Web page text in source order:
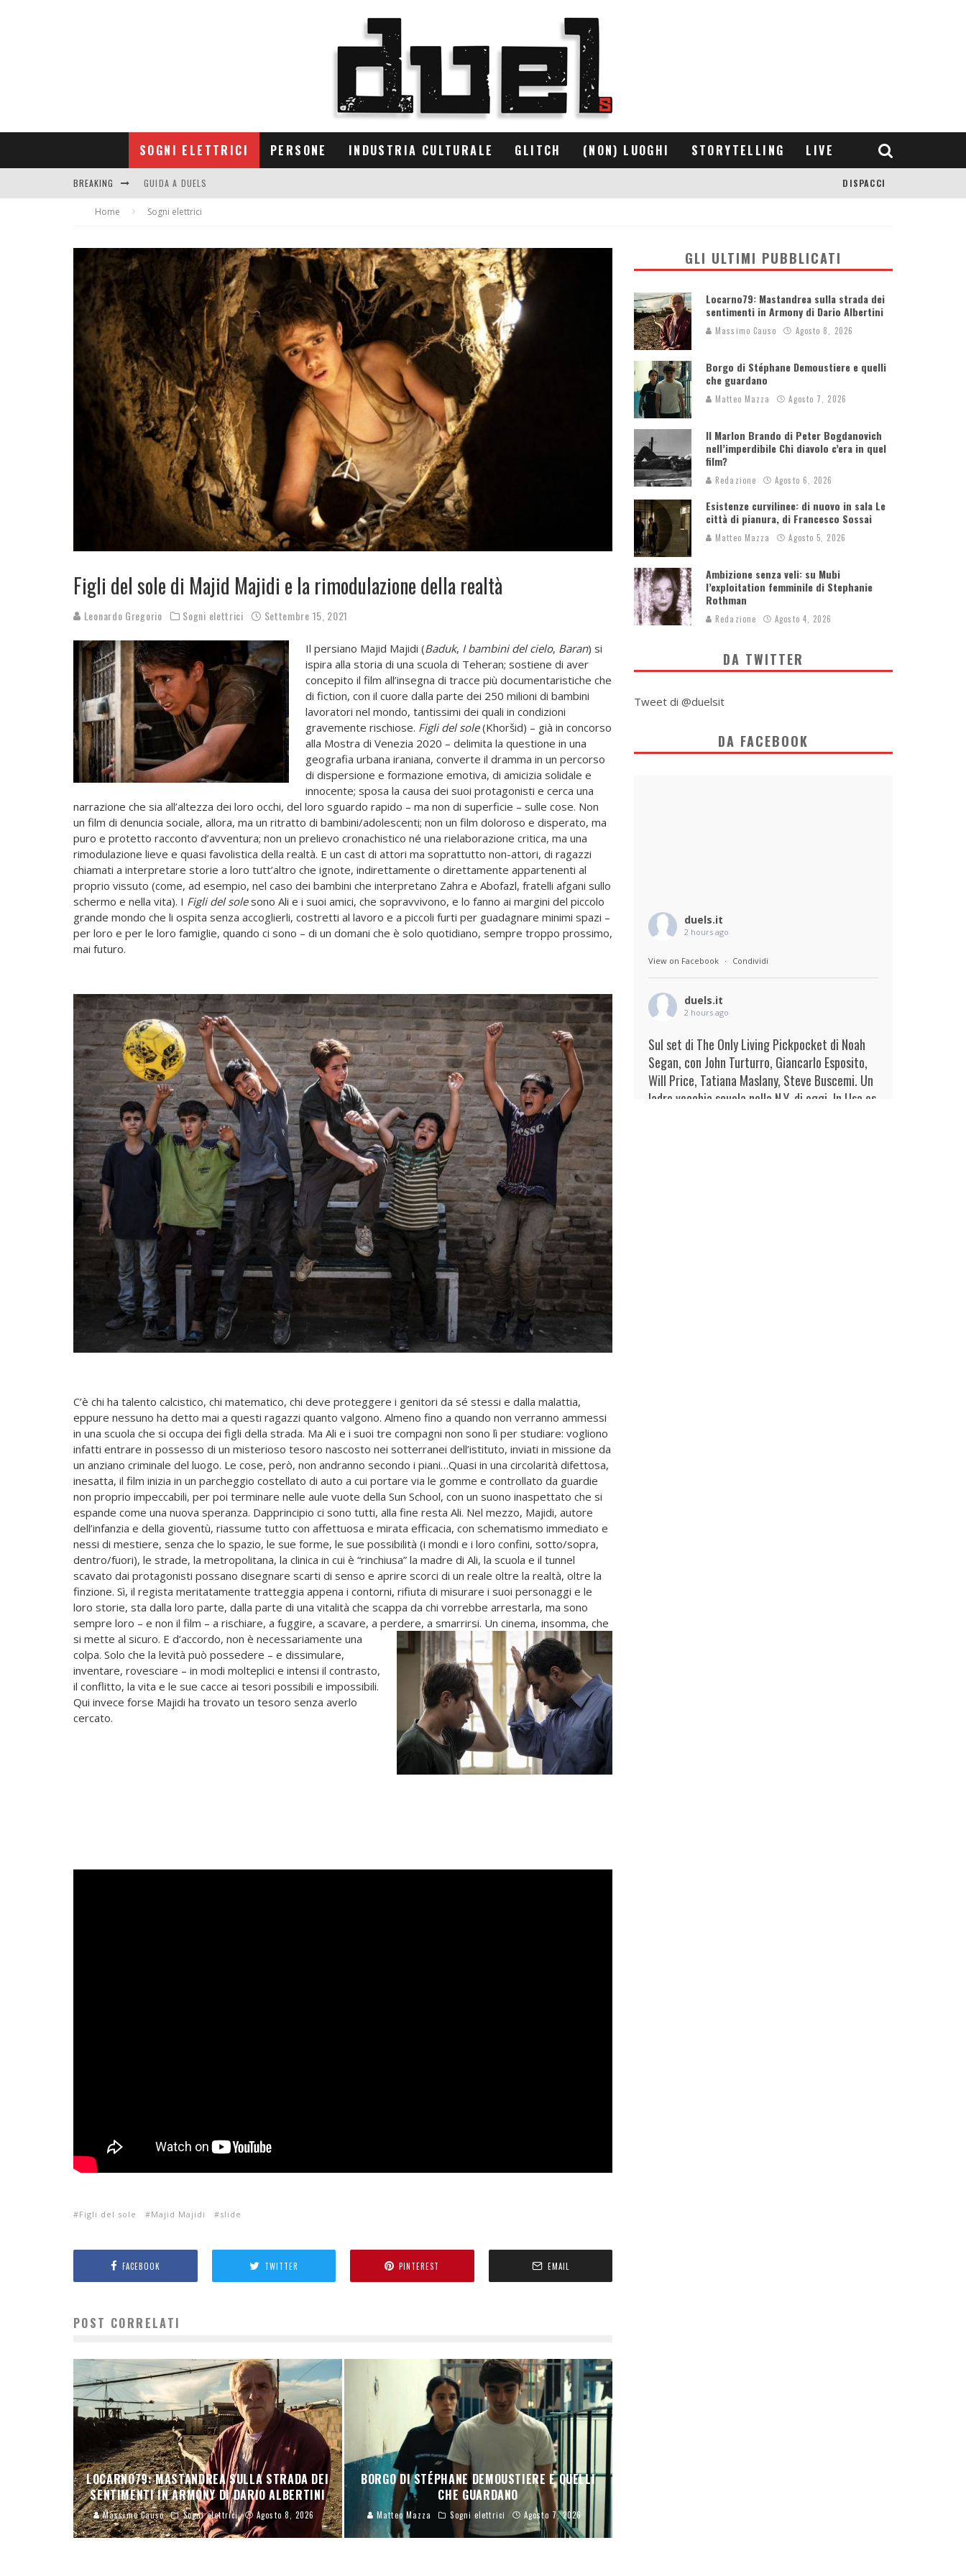
SOGNI ELETTRICI PERSONE INDUSTRIA CULTURALE GLITCH (NON) LUOGHI STORYTELLING LIVE
BREAKING GUIDA A DUELS
CONTRIBUTORS
DISPACCI
Home Sogni elettrici
Figli del sole di Majid Majidi e la rimodulazione della realtà
Leonardo Gregorio Sogni elettrici Settembre 15, 2021
Il persiano Majid Majidi (Baduk, I bambini del cielo, Baran) si
ispira alla storia di una scuola di Teheran; sostiene di aver
concepito il film all’insegna di tracce più documentaristiche che
di fiction, con il cuore dalla parte dei 250 milioni di bambini
lavoratori nel mondo, tantissimi dei quali in condizioni
gravemente rischiose. Figli del sole(Khoršid) – già in concorso
alla Mostra di Venezia 2020 – delimita la questione in una
geografia urbana iraniana, converte il dramma in un percorso
di dispersione e formazione emotiva, di amicizia solidale e
innocente; sposa la causa dei suoi protagonisti e cerca una
narrazione che sia all’altezza dei loro occhi, del loro sguardo rapido – ma non di superficie – sulle cose. Non
un film di denuncia sociale, allora, ma un ritratto di bambini/adolescenti; non un film doloroso e disperato, ma
puro e protetto racconto d’avventura; non un prelievo cronachistico né una rielaborazione critica, ma una
rimodulazione lieve e quasi favolistica della realtà. E un cast di attori ma soprattutto non-attori, di ragazzi
chiamati a interpretare storie a loro tutt’altro che ignote, indirettamente o direttamente appartenenti al
proprio vissuto (come, ad esempio, nel caso dei bambini che interpretano Zahra e Abofazl, fratelli afgani sullo
schermo e nella vita). I Figli del solesono Ali e i suoi amici, che sopravvivono, e lo fanno ai margini del piccolo
grande mondo che li ospita senza accoglierli, costretti al lavoro e a piccoli furti per guadagnare minimi spazi –
per loro e per le loro famiglie, quando ci sono – di un domani che è solo quotidiano, sempre troppo prossimo,
mai futuro.
C’è chi ha talento calcistico, chi matematico, chi deve proteggere i genitori da sé stessi e dalla malattia,
eppure nessuno ha detto mai a questi ragazzi quanto valgono. Almeno fino a quando non verranno ammessi
in una scuola che si occupa dei figli della strada. Ma Ali e i suoi tre compagni non sono lì per studiare: vogliono
infatti entrare in possesso di un misterioso tesoro nascosto nei sotterranei dell’istituto, inviati in missione da
un anziano criminale del luogo. Le cose, però, non andranno secondo i piani…Quasi in una circolarità difettosa,
inesatta, il film inizia in un parcheggio costellato di auto a cui portare via le gomme e controllato da guardie
non proprio impeccabili, per poi terminare nelle aule vuote della Sun School, con un suono inaspettato che si
espande come una nuova speranza. Dapprincipio ci sono tutti, alla fine resta Ali. Nel mezzo, Majidi, autore
dell’infanzia e della gioventù, riassume tutto con affettuosa e mirata efficacia, con schematismo immediato e
nessi di mestiere, senza che lo spazio, le sue forme, le sue possibilità (i mondi e i loro confini, sotto/sopra,
dentro/fuori), le strade, la metropolitana, la clinica in cui è “rinchiusa” la madre di Ali, la scuola e il tunnel
scavato dai protagonisti possano disegnare scarti di senso e aprire scorci di un reale oltre la realtà, oltre la
finzione. Sì, il regista meritatamente tratteggia appena i contorni, rifiuta di misurare i suoi personaggi e le
loro storie, sta dalla loro parte, dalla parte di una vitalità che scappa da chi vorrebbe arrestarla, ma sono
sempre loro – e non il film – a rischiare, a fuggire, a scavare, a perdere, a smarrirsi. Un cinema, insomma, che
si mette al sicuro. E d’accordo, non è necessariamente una
colpa. Solo che la levità può possedere – e dissimulare,
inventare, rovesciare – in modi molteplici e intensi il contrasto,
il conflitto, la vita e le sue cacce ai tesori possibili e impossibili.
Qui invece forse Majidi ha trovato un tesoro senza averlo
cercato.
Figli del sole Majid Majidi slide
FACEBOOK TWITTER PINTEREST EMAIL
POST CORRELATI
LOCARNO79: MASTANDREA SULLA STRADA DEI
SENTIMENTI IN ARMONY DI DARIO ALBERTINI
Massimo Causo Sogni elettrici Agosto 8, 2026
BORGO DI STÉPHANE DEMOUSTIERE E QUELLI
CHE GUARDANO
Matteo Mazza Sogni elettrici Agosto 7, 2026
GLI ULTIMI PUBBLICATI
Locarno79: Mastandrea sulla strada dei
sentimenti in Armony di Dario Albertini
Massimo Causo Agosto 8, 2026
Borgo di Stéphane Demoustiere e quelli
che guardano
Matteo Mazza Agosto 7, 2026
Il Marlon Brando di Peter Bogdanovich
nell’imperdibile Chi diavolo c’era in quel
film?
Redazione Agosto 6, 2026
Esistenze curvilinee: di nuovo in sala Le
città di pianura, di Francesco Sossai
Matteo Mazza Agosto 5, 2026
Ambizione senza veli: su Mubi
l’exploitation femminile di Stephanie
Rothman
Redazione Agosto 4, 2026
DA TWITTER
Tweet di @duelsit
DA FACEBOOK
duels.it
2 hours ago
View on Facebook · Condividi
duels.it
2 hours ago
Sul set di The Only Living Pickpocket di Noah
Segan, con John Turturro, Giancarlo Esposito,
Will Price, Tatiana Maslany, Steve Buscemi. Un
ladro vecchia scuola nella N.Y. di oggi. In Usa es